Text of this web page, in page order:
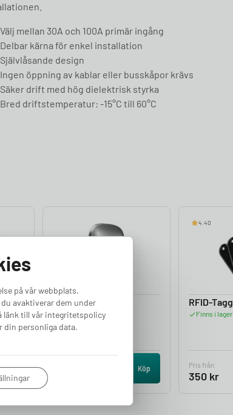
Välj mellan 30A och 100A primär ingång
Delbar kärna för enkel installation
Självlåsande design
Ingen öppning av kablar eller busskåpor krävs
Säker drift med hög dielektrisk styrka
Bred driftstemperatur: -15°C till 60°C
Köp
Charge Amps Luna
Frontkåpa
Finns i lager
Köp
4.40
RFID-Tagg
Finns i lager
Pris från
350 kr
på vår webbplats.
avaktiverar dem under
länk till vår integritetspolicy
din personliga data.